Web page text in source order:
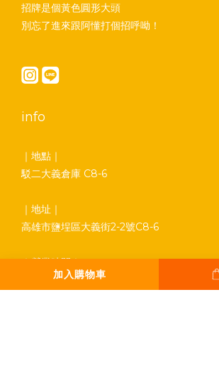
加入購物車
招牌是個黃色圓形大頭
別忘了進來跟阿懂打個招呼呦！
info
｜地點｜
駁二大義倉庫 C8-6
｜地址｜
高雄市鹽埕區大義街2-2號C8-6
｜營業時間｜
平日 13:00 - 18:00